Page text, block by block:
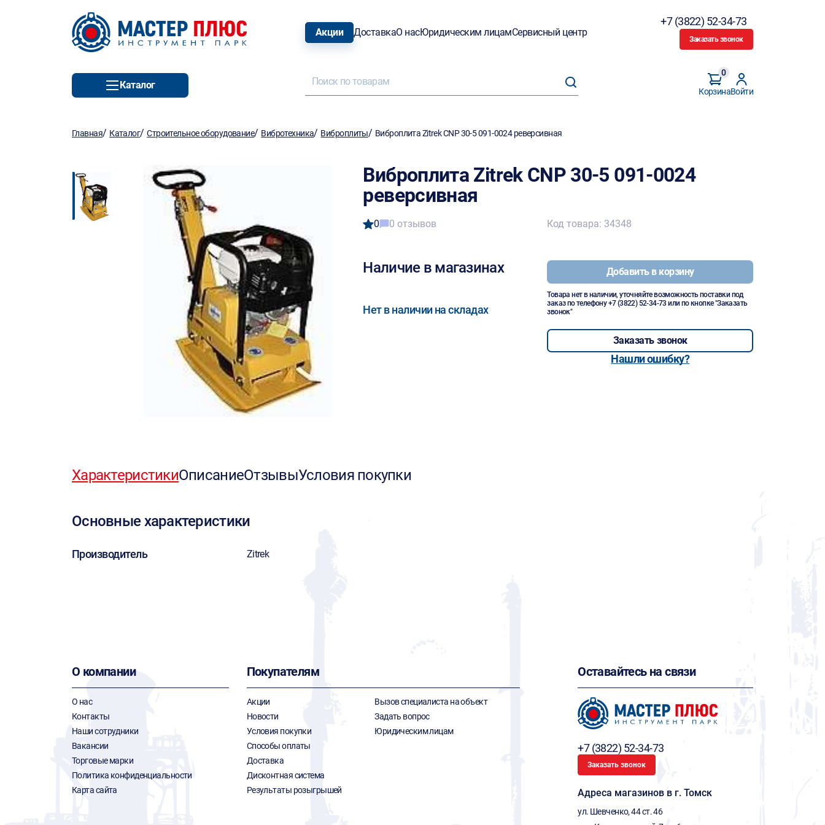
Акции ДоставкаО насЮридическим лицамСервисный центр
+7 (3822) 52-34-73
Заказать звонок
Каталог
Корзина
0
Войти
Главная/ Каталог/Строительное оборудование/ Вибротехника/ Виброплиты/ Виброплита Zitrek CNP 30-5 091-0024 реверсивная
Виброплита Zitrek CNP 30-5 091-0024
реверсивная
0 0 отзывов
Наличие в магазинах
Нет в наличии на складах
Код товара: 34348
Добавить в корзину
Товара нет в наличии, уточняйте возможность поставки под
заказ по телефону+7 (3822) 52-34-73 или по кнопке "Заказать
звонок"
Заказать звонок
Нашли ошибку?
ХарактеристикиОписаниеОтзывыУсловия покупки
Основные характеристики
Производитель Zitrek
О компании
О нас
Контакты
Наши сотрудники
Вакансии
Торговые марки
Политика конфиденциальности
Карта сайта
Покупателям
Акции
Новости
Условия покупки
Способы оплаты
Доставка
Дисконтная система
Результаты розыгрышей
Вызов специалиста на объект
Задать вопрос
Юридическим лицам
Оставайтесь на связи
+7 (3822) 52-34-73
Заказать звонок
Адреса магазинов в г. Томск
ул. Шевченко, 44 ст. 46